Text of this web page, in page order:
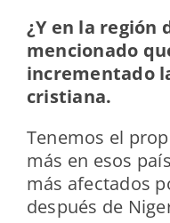
¿Y en la región
mencionado
incrementado
cristiana.
Tenemos el
más en esos
más afectados
después de